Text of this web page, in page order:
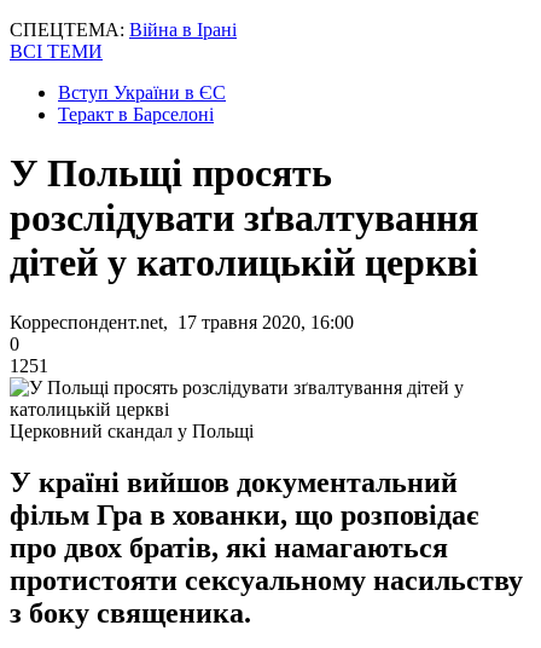
СПЕЦТЕМА: Війна в Ірані
ВСІ ТЕМИ
Вступ України в ЄС
Теракт в Барселоні
У Польщі просять
розслідувати зґвалтування
дітей у католицькій церкві
Корреспондент.net, 17 травня 2020, 16:00
0
1251
Церковний скандал у Польщі
У країні вийшов документальний
фільм Гра в хованки, що розповідає
про двох братів, які намагаються
протистояти сексуальному насильству
з боку священика.